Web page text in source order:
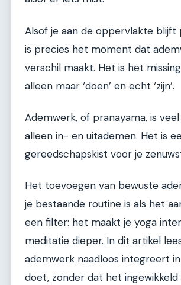
Alsof je aan de oppervlakte blijft
is precies het moment dat
verschil maakt. Het is het
alleen maar ‘doen’ en echt ‘zijn’.
Ademwerk, of pranayama, is
alleen in- en uitademen. Het is
gereedschapskist voor je
Het toevoegen van bewuste
je bestaande routine is als het
een filter: het maakt je yoga
meditatie dieper. In dit artikel
ademwerk naadloos integreert
doet, zonder dat het